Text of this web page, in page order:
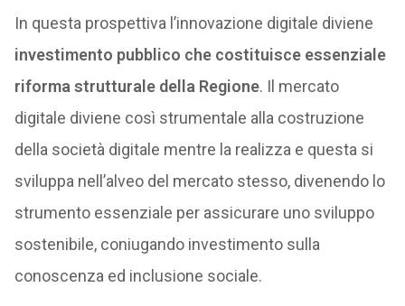
In questa prospettiva l’innovazione digitale diviene
investimento pubblico che costituisce essenziale
riforma strutturale della Regione. Il mercato
digitale diviene così strumentale alla costruzione
della società digitale mentre la realizza e questa si
sviluppa nell’alveo del mercato stesso, divenendo lo
strumento essenziale per assicurare uno sviluppo
sostenibile, coniugando investimento sulla
conoscenza ed inclusione sociale.